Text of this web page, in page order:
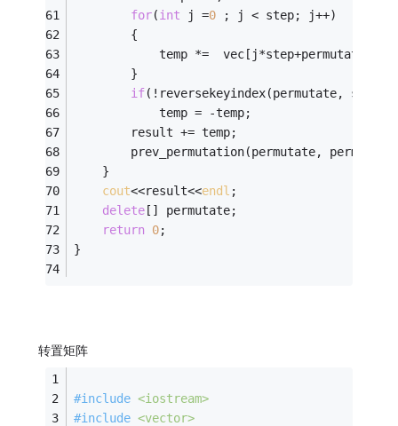
for(int j =0 ; j < step; j++)
		{
temp *=
		}
if(!reversekeyindex(permutate, step))
			temp = -temp;
		result += temp;
prev_permutation(permutate,
	}
cout<<result<<endl ;
delete [] permutate;
return 0;
}
转置矩阵
#include <iostream>
#include <vector>